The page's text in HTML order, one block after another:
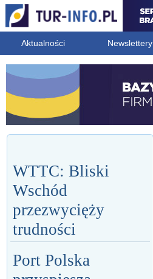
Aktualności Newslettery
WTTC: Bliski
Wschód
przezwycięży
trudności
Port Polska